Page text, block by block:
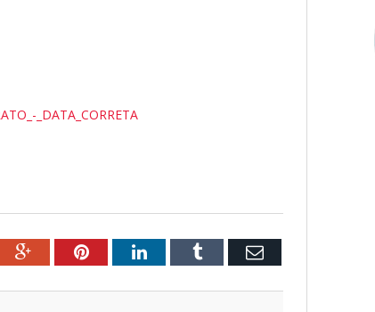
_DATA_CORRETA
Google+PinterestLinkedInTumblr Email